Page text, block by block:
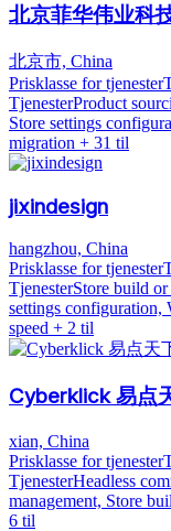
北京菲华伟业科
北京市, China
Prisklasse for tjenester
TjenesterProduct
Store settings
migration + 31 til
jixindesign
hangzhou, China
Prisklasse for tjenester
TjenesterStore build or
settings configuration,
speed + 2 til
Cyberklick 易点
xian, China
Prisklasse for tjenester
TjenesterHeadless
management, Store
6 til